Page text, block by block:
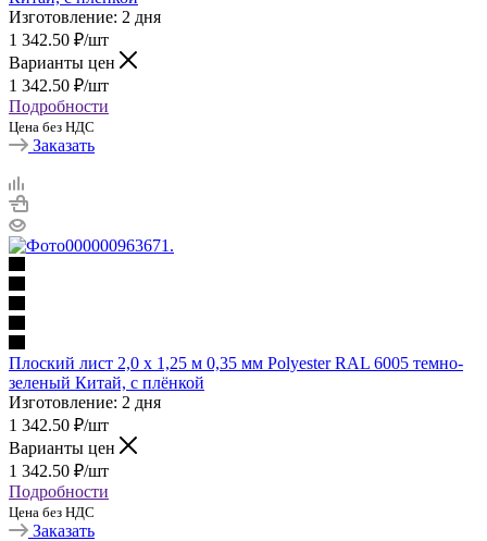
Изготовление: 2 дня
1 342.50 ₽/шт
Варианты цен
1 342.50 ₽/шт
Подробности
Цена без НДС
Заказать
Плоский лист 2,0 х 1,25 м 0,35 мм Polyester RAL 6005 темно-
зеленый Китай, с плёнкой
Изготовление: 2 дня
1 342.50 ₽/шт
Варианты цен
1 342.50 ₽/шт
Подробности
Цена без НДС
Заказать